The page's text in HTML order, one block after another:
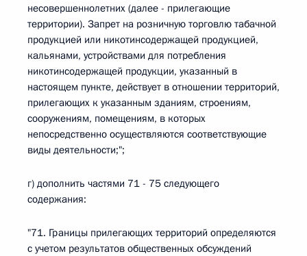
несовершеннолетних (далее - прилегающие
территории). Запрет на розничную торговлю табачной
продукцией или никотинсодержащей продукцией,
кальянами, устройствами для потребления
никотинсодержащей продукции, указанный в
настоящем пункте, действует в отношении территорий,
прилегающих к указанным зданиям, строениям,
сооружениям, помещениям, в которых
непосредственно осуществляются соответствующие
виды деятельности;";
г) дополнить частями 71 - 75 следующего
содержания:
"71. Границы прилегающих территорий определяются
с учетом результатов общественных обсуждений